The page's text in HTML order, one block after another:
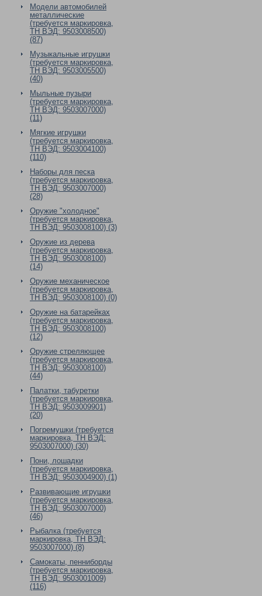
Модели автомобилей
металлические
(требуется маркировка,
ТН ВЭД: 9503008500)
(87)
Музыкальные игрушки
(требуется маркировка,
ТН ВЭД: 9503005500)
(40)
Мыльные пузыри
(требуется маркировка,
ТН ВЭД: 9503007000)
(11)
Мягкие игрушки
(требуется маркировка,
ТН ВЭД: 9503004100)
(110)
Наборы для песка
(требуется маркировка,
ТН ВЭД: 9503007000)
(28)
Оружие "холодное"
(требуется маркировка,
ТН ВЭД: 9503008100) (3)
Оружие из дерева
(требуется маркировка,
ТН ВЭД: 9503008100)
(14)
Оружие механическое
(требуется маркировка,
ТН ВЭД: 9503008100) (0)
Оружие на батарейках
(требуется маркировка,
ТН ВЭД: 9503008100)
(12)
Оружие стреляющее
(требуется маркировка,
ТН ВЭД: 9503008100)
(44)
Палатки, табуретки
(требуется маркировка,
ТН ВЭД: 9503009901)
(20)
Погремушки (требуется
маркировка, ТН ВЭД:
9503007000) (30)
Пони, лошадки
(требуется маркировка,
ТН ВЭД: 9503004900) (1)
Развивающие игрушки
(требуется маркировка,
ТН ВЭД: 9503007000)
(46)
Рыбалка (требуется
маркировка, ТН ВЭД:
9503007000) (8)
Самокаты, пенниборды
(требуется маркировка,
ТН ВЭД: 9503001009)
(116)